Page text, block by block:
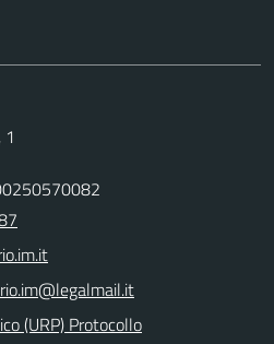
(URP) Protocollo